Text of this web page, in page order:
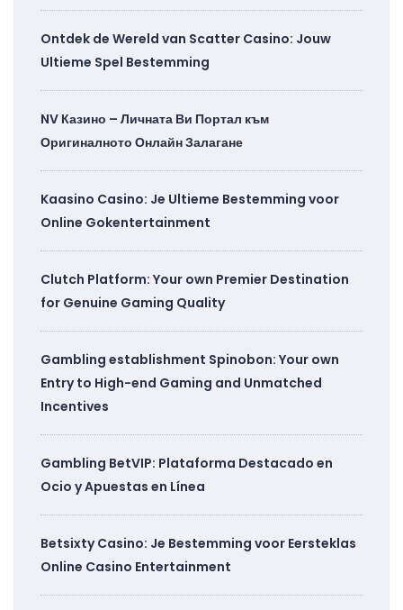
Ontdek de Wereld van Scatter Casino: Jouw
Ultieme Spel Bestemming
NV Казино – Личната Ви Портал към
Оригиналното Онлайн Залагане
Kaasino Casino: Je Ultieme Bestemming voor
Online Gokentertainment
Clutch Platform: Your own Premier Destination
for Genuine Gaming Quality
Gambling establishment Spinobon: Your own
Entry to High-end Gaming and Unmatched
Incentives
Gambling BetVIP: Plataforma Destacado en
Ocio y Apuestas en Línea
Betsixty Casino: Je Bestemming voor Eersteklas
Online Casino Entertainment